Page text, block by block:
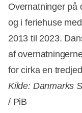
Overnatninger på
og i feriehuse
2013 til 2023.
af
for cirka en
Kilde: Danmarks
/ PiB